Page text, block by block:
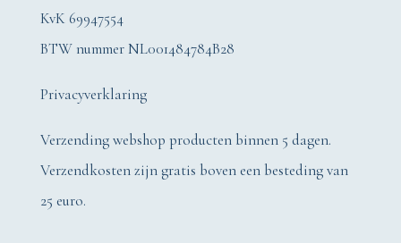
KvK 69947554
BTW nummer NL001484784B28
Privacyverklaring
Verzending webshop producten binnen 5 dagen.
Verzendkosten zijn gratis boven een besteding van
25 euro.